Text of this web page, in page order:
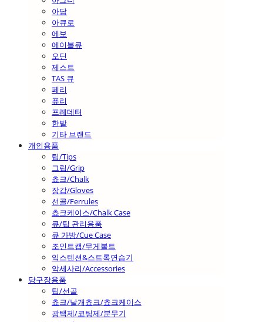
아담
아큐로
에보
에이블큐
오딘
제스트
TAS 큐
페리
퓨리
프레데터
한밭
기타 브랜드
개인용품
팁/Tips
그립/Grip
쵸크/Chalk
장갑/Gloves
선골/Ferrules
쵸크케이스/Chalk Case
큐/팁 관리용품
큐 가방/Cue Case
조인트캡/무게볼트
익스텐션&스트록연습기
악세사리/Accessories
당구장용품
팁/선골
쵸크/낱개쵸크/쵸크케이스
광택제/코팅제/분무기